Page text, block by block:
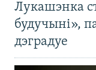
Лукашэнка
будучыні»,
дэградуе